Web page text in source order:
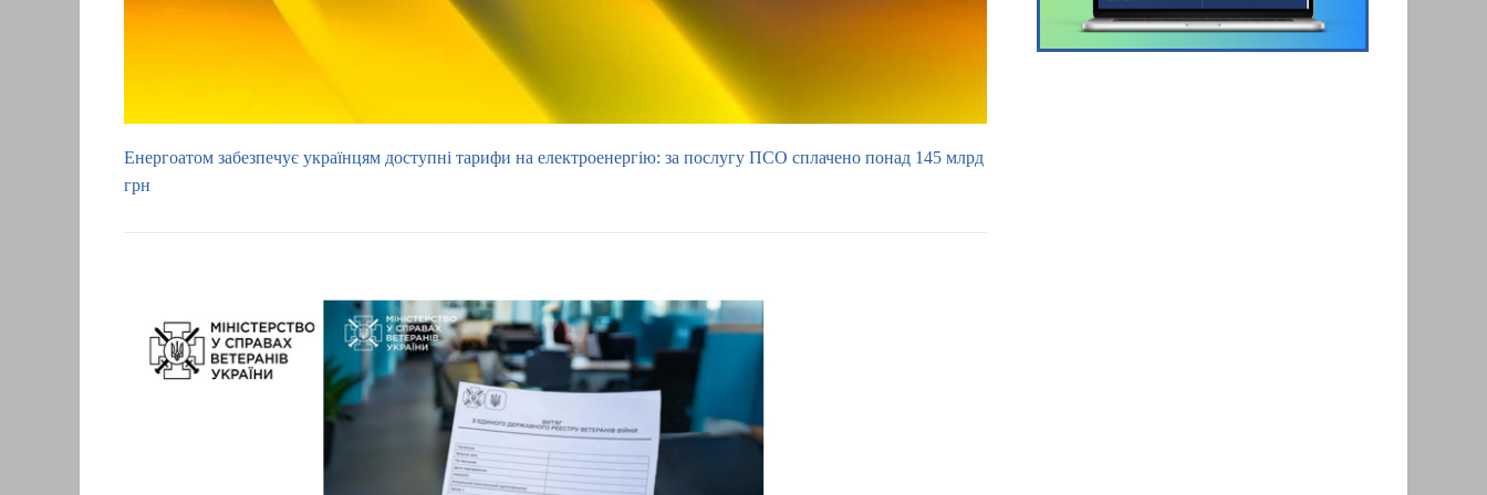
Енергоатом забезпечує українцям доступні тарифи на електроенергію: за послугу ПСО сплачено понад 145 млрд
грн